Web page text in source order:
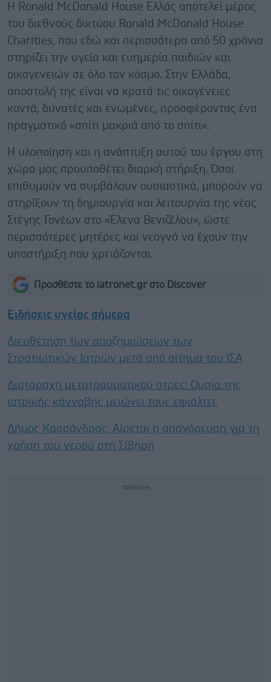
Η Ronald McDonald House Ελλάς αποτελεί μέρος
του διεθνούς δικτύου Ronald McDonald House
Charities, που εδώ και περισσότερα από 50 χρόνια
στηρίζει την υγεία και ευημερία παιδιών και
οικογενειών σε όλο τον κόσμο. Στην Ελλάδα,
αποστολή της είναι να κρατά τις οικογένειες
κοντά, δυνατές και ενωμένες, προσφέροντας ένα
πραγματικό «σπίτι μακριά από το σπίτι».
Η υλοποίηση και η ανάπτυξη αυτού του έργου στη
χώρα μας προϋποθέτει διαρκή στήριξη. Όσοι
επιθυμούν να συμβάλουν ουσιαστικά, μπορούν να
στηρίξουν τη δημιουργία και λειτουργία της νέας
Στέγης Γονέων στο «Έλενα Βενιζέλου», ώστε
περισσότερες μητέρες και νεογνά να έχουν την
υποστήριξη που χρειάζονται.
Προσθέστε το iatronet.gr στο Discover
Ειδήσεις υγείας σήμερα
Διευθέτηση των αποζημιώσεων των
Στρατιωτικών Ιατρών μετά από αίτημα του ΙΣΑ
Διαταραχή μετατραυματικού στρες: Ουσία της
ιατρικής κάνναβης μειώνει τους εφιάλτες
Δήμος Κασσάνδρας: Αίρεται η απαγόρευση για τη
χρήση του νερού στη Σίβηρη